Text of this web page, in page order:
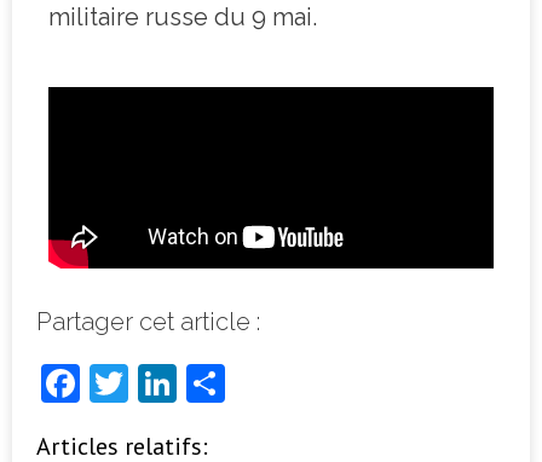
militaire russe du 9 mai.
Partager cet article :
F
T
Li
Articles relatifs: